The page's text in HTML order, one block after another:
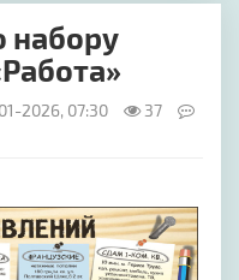
набору
2026, 07:30
37